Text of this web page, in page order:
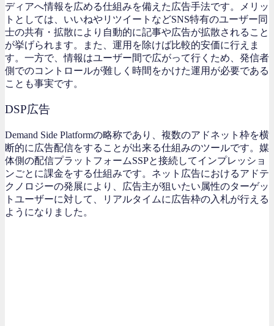
ディアへ情報を広める仕組みを備えた広告手法です。メリッ
トとしては、いいねやリツイートなどSNS特有のユーザー同
士の共有・拡散により自動的に記事や広告が拡散されること
が挙げられます。また、運用を除けば比較的安価に行えま
す。一方で、情報はユーザー間で広がって行くため、発信者
側でのコントロールが難しく時間をかけた運用が必要である
ことも事実です。
DSP広告
Demand Side Platformの略称であり、複数のアドネット枠を横
断的に広告配信をすることが出来る仕組みのツールです。媒
体側の配信プラットフォームSSPと接続してインプレッショ
ンごとに課金をする仕組みです。ネット広告におけるアドテ
クノロジーの発展により、広告主が狙いたい属性のターゲッ
トユーザーに対して、リアルタイムに広告枠の入札が行える
ようになりました。